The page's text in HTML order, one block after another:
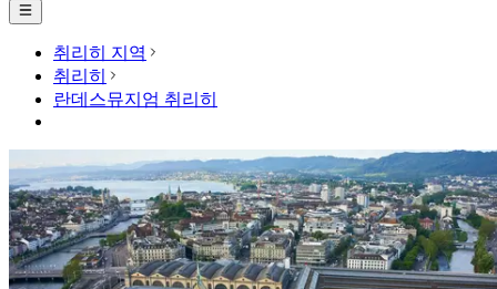
취리히 지역
취리히
란데스뮤지엄 취리히